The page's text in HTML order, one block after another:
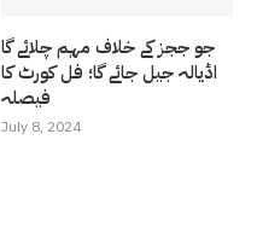
جو ججز کے خلاف مہم چلائے گا
اڈیالہ جیل جائے گا؛ فل کورٹ کا
فیصلہ
July 8, 2024